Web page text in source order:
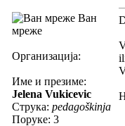
Ван
мреже
Организација:
Име и презиме:
Jelena Vukicevic
Струка: pedagoškinja
Поруке: 3